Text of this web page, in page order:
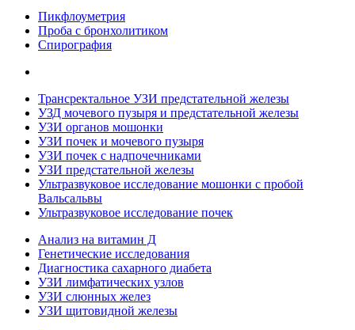
Пикфлоуметрия
Проба с бронхолитиком
Спирография
Трансректальное УЗИ предстательной железы
УЗД мочевого пузыря и предстательной железы
УЗИ органов мошонки
УЗИ почек и мочевого пузыря
УЗИ почек с надпочечниками
УЗИ предстательной железы
Ультразвуковое исследование мошонки с пробой
Вальсальвы
Ультразвуковое исследование почек
Анализ на витамин Д
Генетические исследования
Диагностика сахарного диабета
УЗИ лимфатических узлов
УЗИ слюнных желез
УЗИ щитовидной железы